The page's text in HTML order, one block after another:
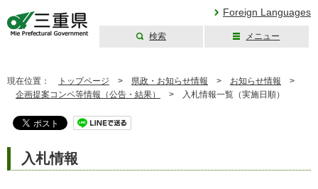
Foreign Languages
検索 メニュー
現在位置： トップページ > 県政・お知らせ情報 > お知らせ情報 >
企画提案コンペ等情報（公告・結果）
> 入札情報一覧（実施日順）
入札情報